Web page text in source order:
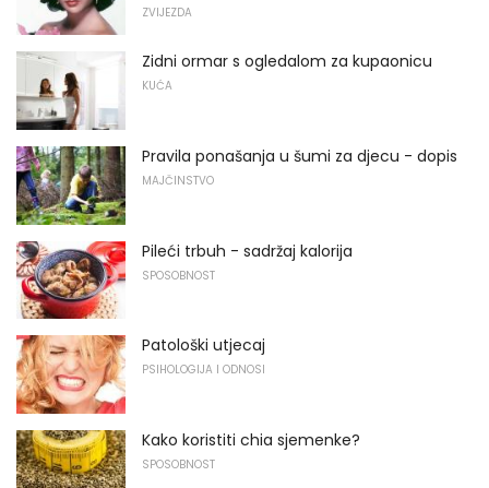
ZVIJEZDA
Zidni ormar s ogledalom za kupaonicu
KUĆA
Pravila ponašanja u šumi za djecu - dopis
MAJČINSTVO
Pileći trbuh - sadržaj kalorija
SPOSOBNOST
Patološki utjecaj
PSIHOLOGIJA I ODNOSI
Kako koristiti chia sjemenke?
SPOSOBNOST